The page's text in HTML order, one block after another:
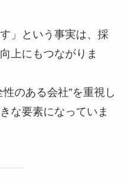
」という事実は、採
上にもつながりま
のある会社”を重視し
な要素になっていま